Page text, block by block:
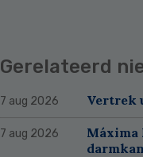
Gerelateerd
7 aug 2026 Vertrek
7 aug 2026
Máxima